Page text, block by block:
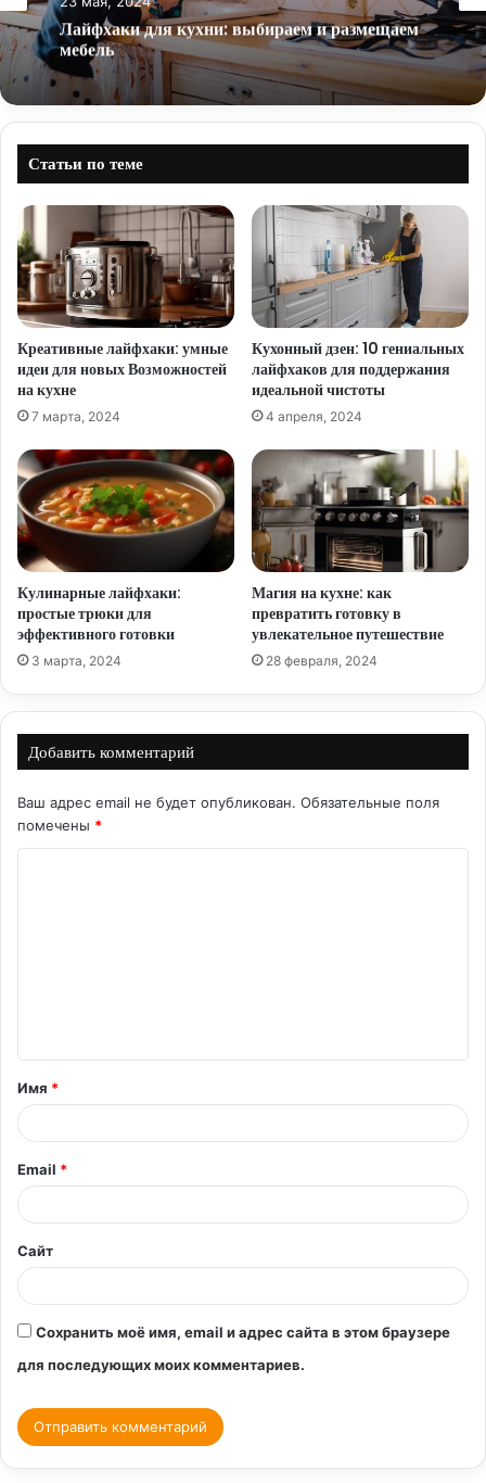
Лайфхаки для кухни: выбираем и размещаем
мебель
Статьи по теме
Креативные лайфхаки: умные
идеи для новых Возможностей
на кухне
7 марта, 2024
Кухонный дзен: 10 гениальных
лайфхаков для поддержания
идеальной чистоты
4 апреля, 2024
Кулинарные лайфхаки:
простые трюки для
эффективного готовки
3 марта, 2024
Магия на кухне: как
превратить готовку в
увлекательное путешествие
28 февраля, 2024
Добавить комментарий
Ваш адрес email не будет опубликован. Обязательные поля
помечены *
т
а
й
*
Имя *
Email *
Сайт
Сохранить моё имя, email и адрес сайта в этом браузере
для последующих моих комментариев.